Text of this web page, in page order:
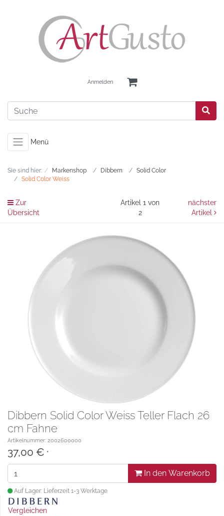
Anmelden
Menü
Sie sind hier: Markenshop Dibbern
Solid Color
Solid Color Weiss
Zur
Übersicht
Artikel 1 von
2
nächster
Artikel
Dibbern Solid Color Weiss Teller Flach 26
cm Fahne
Artikelnummer: 2002600000
37,00 € *
In den Warenkorb
Auf Lager: Lieferzeit 1-3 Werktage
Vergleichen